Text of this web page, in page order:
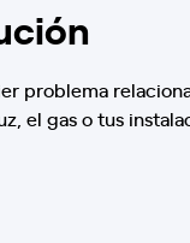
problema
el gas o tus